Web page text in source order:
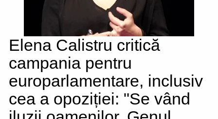
Elena Calistru critică
campania pentru
europarlamentare, inclusiv
cea a opoziției: "Se vând